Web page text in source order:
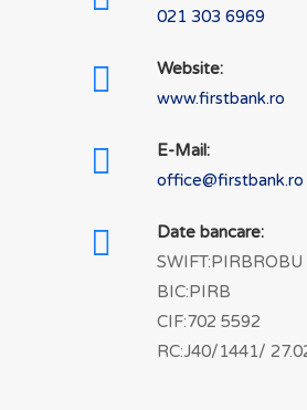
021 303 6969
Website:
www.firstbank.ro
E-Mail:
office@firstbank.ro
Date bancare:
SWIFT:PIRBROBU
BIC:PIRB
CIF:702 5592
RC:J40/1441/